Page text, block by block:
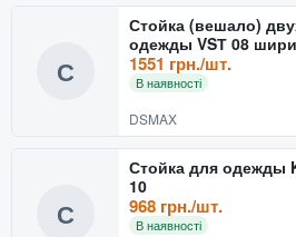
С
Стойка (вешало)
одежды VSТ 08
1551 грн./шт.
В наявності
DSMAX
С
Стойка для одежды
10
968 грн./шт.
В наявності